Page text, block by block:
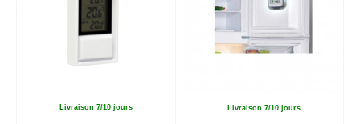
Livraison 7/10 jours Livraison 7/10 jours